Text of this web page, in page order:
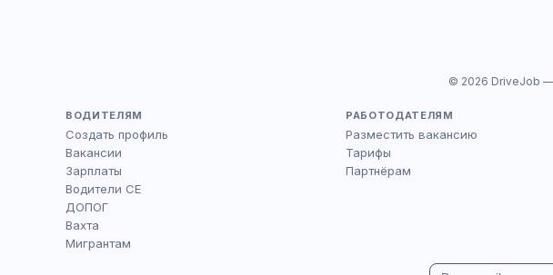
© 2026 DriveJob
ВОДИТЕЛЯМ
Создать профиль
Вакансии
Зарплаты
Водители CE
ДОПОГ
Вахта
Мигрантам
РАБОТОДАТЕЛЯМ
Разместить вакансию
Тарифы
Партнёрам